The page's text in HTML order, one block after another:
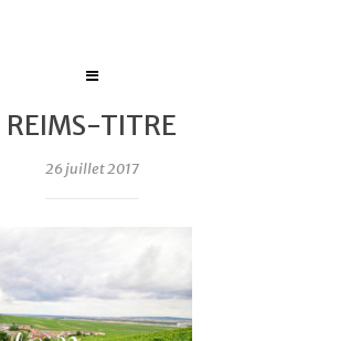
REIMS-TITRE
26 juillet 2017